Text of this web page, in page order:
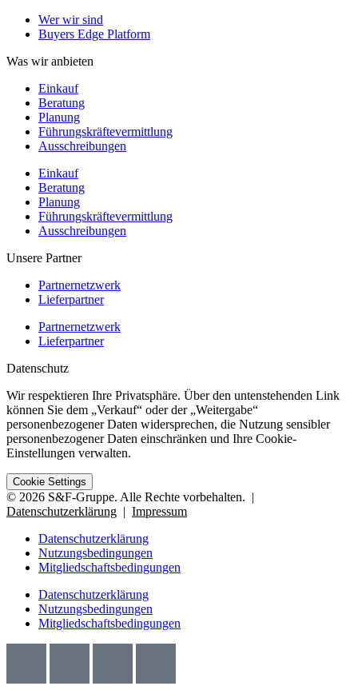
Wer wir sind
Buyers Edge Platform
Was wir anbieten
Einkauf
Beratung
Planung
Führungskräftevermittlung
Ausschreibungen
Einkauf
Beratung
Planung
Führungskräftevermittlung
Ausschreibungen
Unsere Partner
Partnernetzwerk
Lieferpartner
Partnernetzwerk
Lieferpartner
Datenschutz
Wir respektieren Ihre Privatsphäre. Über den untenstehenden Link
können Sie dem „Verkauf“ oder der „Weitergabe“
personenbezogener Daten widersprechen, die Nutzung sensibler
personenbezogener Daten einschränken und Ihre Cookie-
Einstellungen verwalten.
Cookie Settings
© 2026 S&F-Gruppe. Alle Rechte vorbehalten. |
Datenschutzerklärung | Impressum
Datenschutzerklärung
Nutzungsbedingungen
Mitgliedschaftsbedingungen
Datenschutzerklärung
Nutzungsbedingungen
Mitgliedschaftsbedingungen